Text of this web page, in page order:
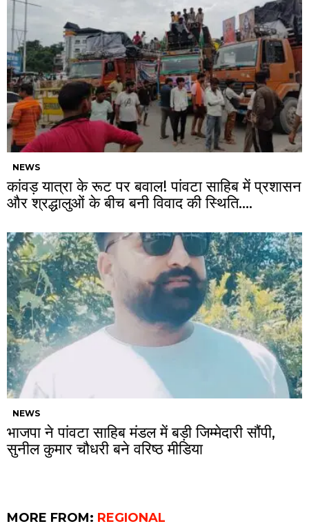
NEWS
कांवड़ यात्रा के रूट पर बवाल! पांवटा साहिब में प्रशासन
और श्रद्धालुओं के बीच बनी विवाद की स्थिति….
NEWS
भाजपा ने पांवटा साहिब मंडल में बड़ी जिम्मेदारी सौंपी,
सुनील कुमार चौधरी बने वरिष्ठ मीडिया
MORE FROM: REGIONAL